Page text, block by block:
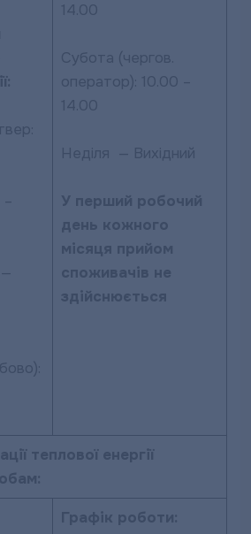
–
14.00
Субота (чергов.
оператор): 10.00 –
14.00
Неділя — Вихідний
У перший робочий
день кожного
місяця прийом
споживачів не
здійснюється
теплової енергії
Графік роботи: